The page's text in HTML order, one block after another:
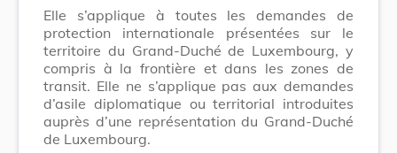
Elle s’applique à toutes les demandes de
protection internationale présentées sur le
territoire du Grand-Duché de Luxembourg, y
compris à la frontière et dans les zones de
transit. Elle ne s’applique pas aux demandes
d’asile diplomatique ou territorial introduites
auprès d’une représentation du Grand-Duché
de Luxembourg.